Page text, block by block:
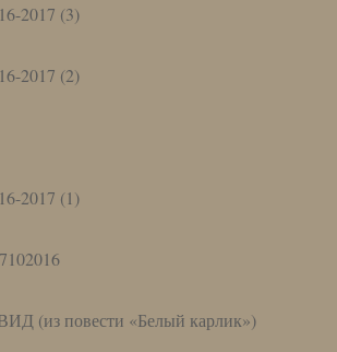
2017 (3)
2017 (2)
2017 (1)
(из повести «Белый карлик»)